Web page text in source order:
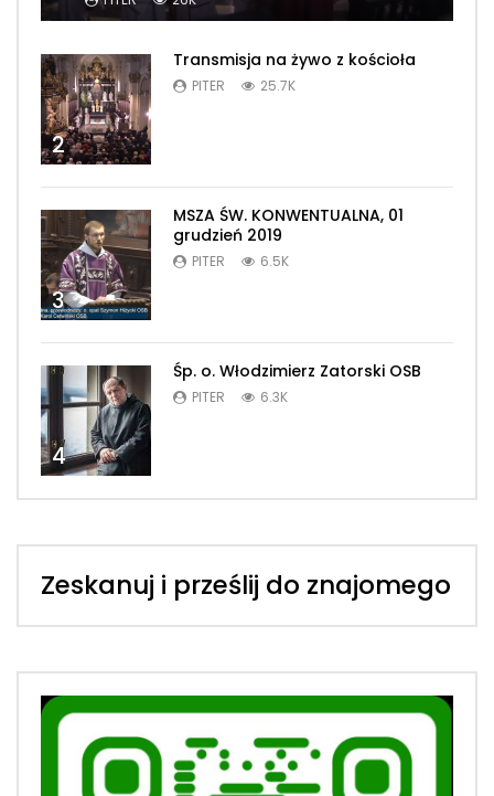
2
Transmisja na żywo z kościoła
PITER 25.7K
3
MSZA ŚW. KONWENTUALNA, 01
grudzień 2019
PITER 6.5K
4
Śp. o. Włodzimierz Zatorski OSB
PITER 6.3K
Zeskanuj i prześlij do znajomego